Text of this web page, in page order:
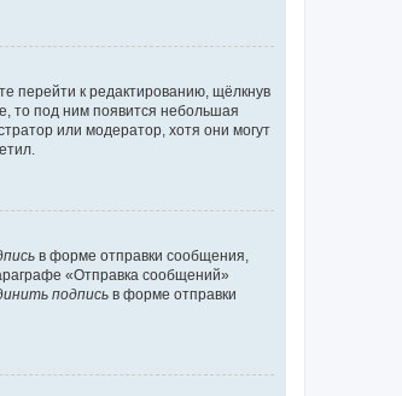
перейти к редактированию, щёлкнув
то под ним появится небольшая
или модератор, хотя они могут
в форме отправки сообщения,
«Отправка сообщений»
подпись в форме отправки